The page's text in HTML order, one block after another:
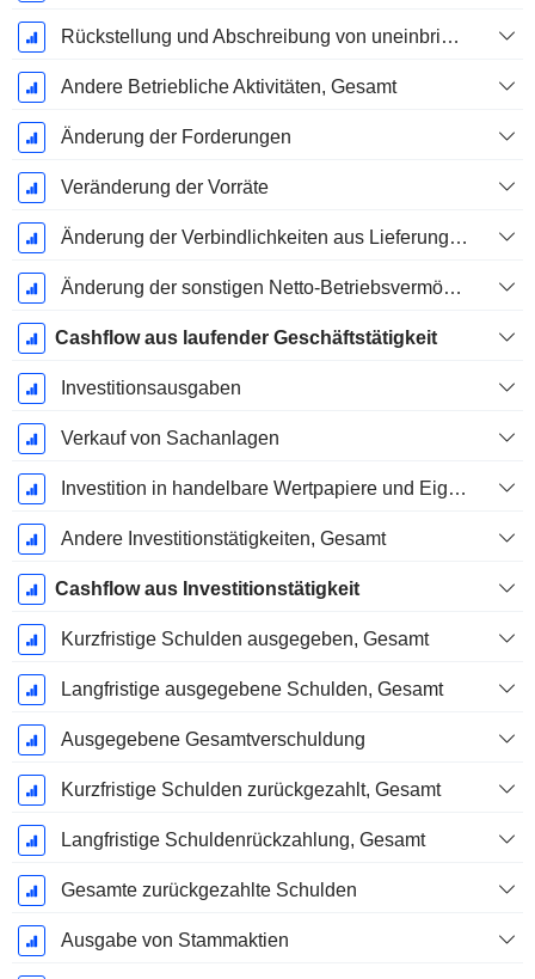
Rückstellung und Abschreibung von uneinbringlichen Forderungen
Andere Betriebliche Aktivitäten, Gesamt
Änderung der Forderungen
Veränderung der Vorräte
Änderung der Verbindlichkeiten aus Lieferungen und Leistungen
Änderung der sonstigen Netto-Betriebsvermögen
Cashflow aus laufender Geschäftstätigkeit
Investitionsausgaben
Verkauf von Sachanlagen
Investition in handelbare Wertpapiere und Eigenkapitalinstrumente, Gesamt
Andere Investitionstätigkeiten, Gesamt
Cashflow aus Investitionstätigkeit
Kurzfristige Schulden ausgegeben, Gesamt
Langfristige ausgegebene Schulden, Gesamt
Ausgegebene Gesamtverschuldung
Kurzfristige Schulden zurückgezahlt, Gesamt
Langfristige Schuldenrückzahlung, Gesamt
Gesamte zurückgezahlte Schulden
Ausgabe von Stammaktien